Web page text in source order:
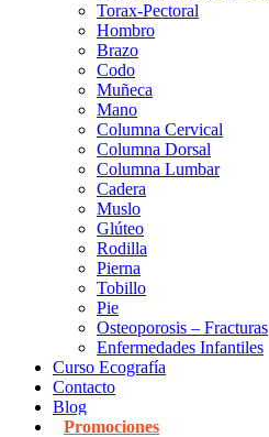
Torax-Pectoral
Hombro
Brazo
Codo
Muñeca
Mano
Columna Cervical
Columna Dorsal
Columna Lumbar
Cadera
Muslo
Glúteo
Rodilla
Pierna
Tobillo
Pie
Osteoporosis – Fracturas
Enfermedades Infantiles
Curso Ecografía
Contacto
Blog
Promociones